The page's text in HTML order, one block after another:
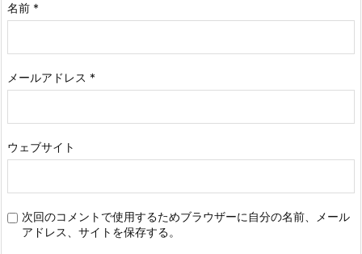
名前 *
メールアドレス *
ウェブサイト
次回のコメントで使用するためブラウザーに自分の名前、メール
アドレス、サイトを保存する。